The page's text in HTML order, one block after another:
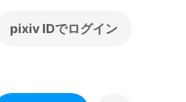
pixiv IDでログイン